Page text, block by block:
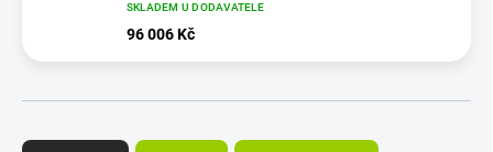
SKLADEM U DODAVATELE
96 006 Kč
Ř